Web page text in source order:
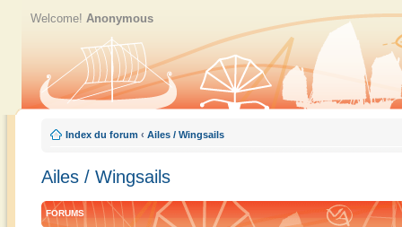
Welcome! Anonymous
Index du forum ‹ Ailes / Wingsails
Ailes / Wingsails
FORUMS